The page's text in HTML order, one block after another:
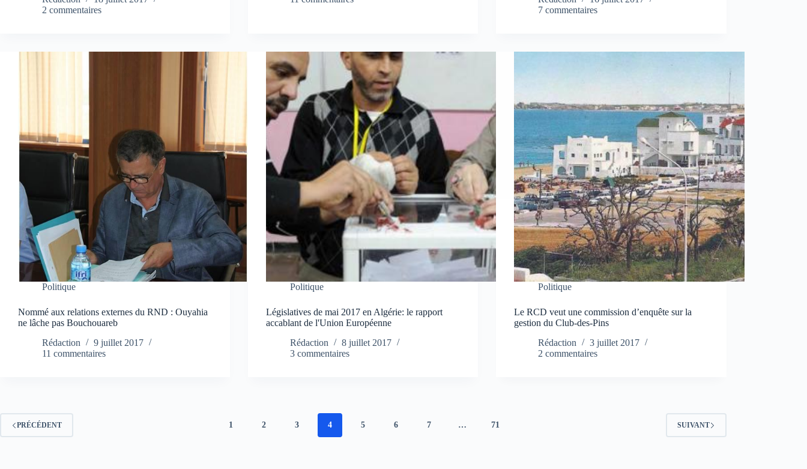
2 commentaires
7 commentaires
Politique
Nommé aux relations externes du RND : Ouyahia
ne lâche pas Bouchouareb
Rédaction
9 juillet 2017
11 commentaires
Politique
Législatives de mai 2017 en Algérie: le rapport
accablant de l'Union Européenne
Rédaction
8 juillet 2017
3 commentaires
Politique
Le RCD veut une commission d’enquête sur la
gestion du Club-des-Pins
Rédaction
3 juillet 2017
2 commentaires
PRÉCÉDENT 1 2 3 4 5 6 7 … 71 SUIVANT